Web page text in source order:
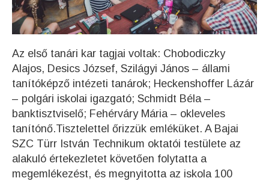
Az első tanári kar tagjai voltak: Chobodiczky
Alajos, Desics József, Szilágyi János – állami
tanítóképző intézeti tanárok; Heckenshoffer Lázár
– polgári iskolai igazgató; Schmidt Béla –
banktisztviselő; Fehérváry Mária – okleveles
tanítónő.Tisztelettel őrizzük emléküket. A Bajai
SZC Türr István Technikum oktatói testülete az
alakuló értekezletet követően folytatta a
megemlékezést, és megnyitotta az iskola 100